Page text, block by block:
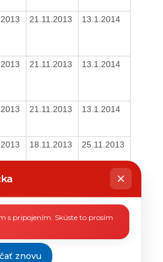
21.11.2013 13.1.2014
21.11.2013 13.1.2014
21.11.2013 13.1.2014
18.11.2013 25.11.2013
18.11.2013 25.11.2013
18.11.2013
s pripojením. Skúste to prosím
znovu